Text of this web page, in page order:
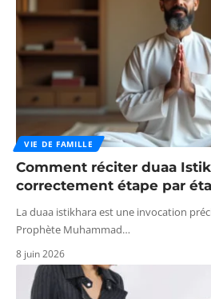
VIE DE FAMILLE
Comment réciter duaa
correctement étape par
La duaa istikhara est une invocation
Prophète Muhammad…
8 juin 2026